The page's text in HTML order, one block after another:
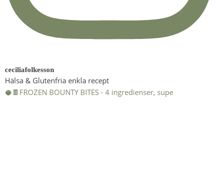
ceciliafolkesson
Hälsa & Glutenfria enkla recept
🥥🍫FROZEN BOUNTY BITES - 4 ingredienser, supe